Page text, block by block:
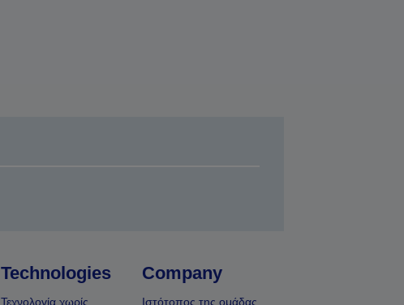
Technologies
Τεχνολογία χωρίς
Company
Ιστότοπος της ομάδας